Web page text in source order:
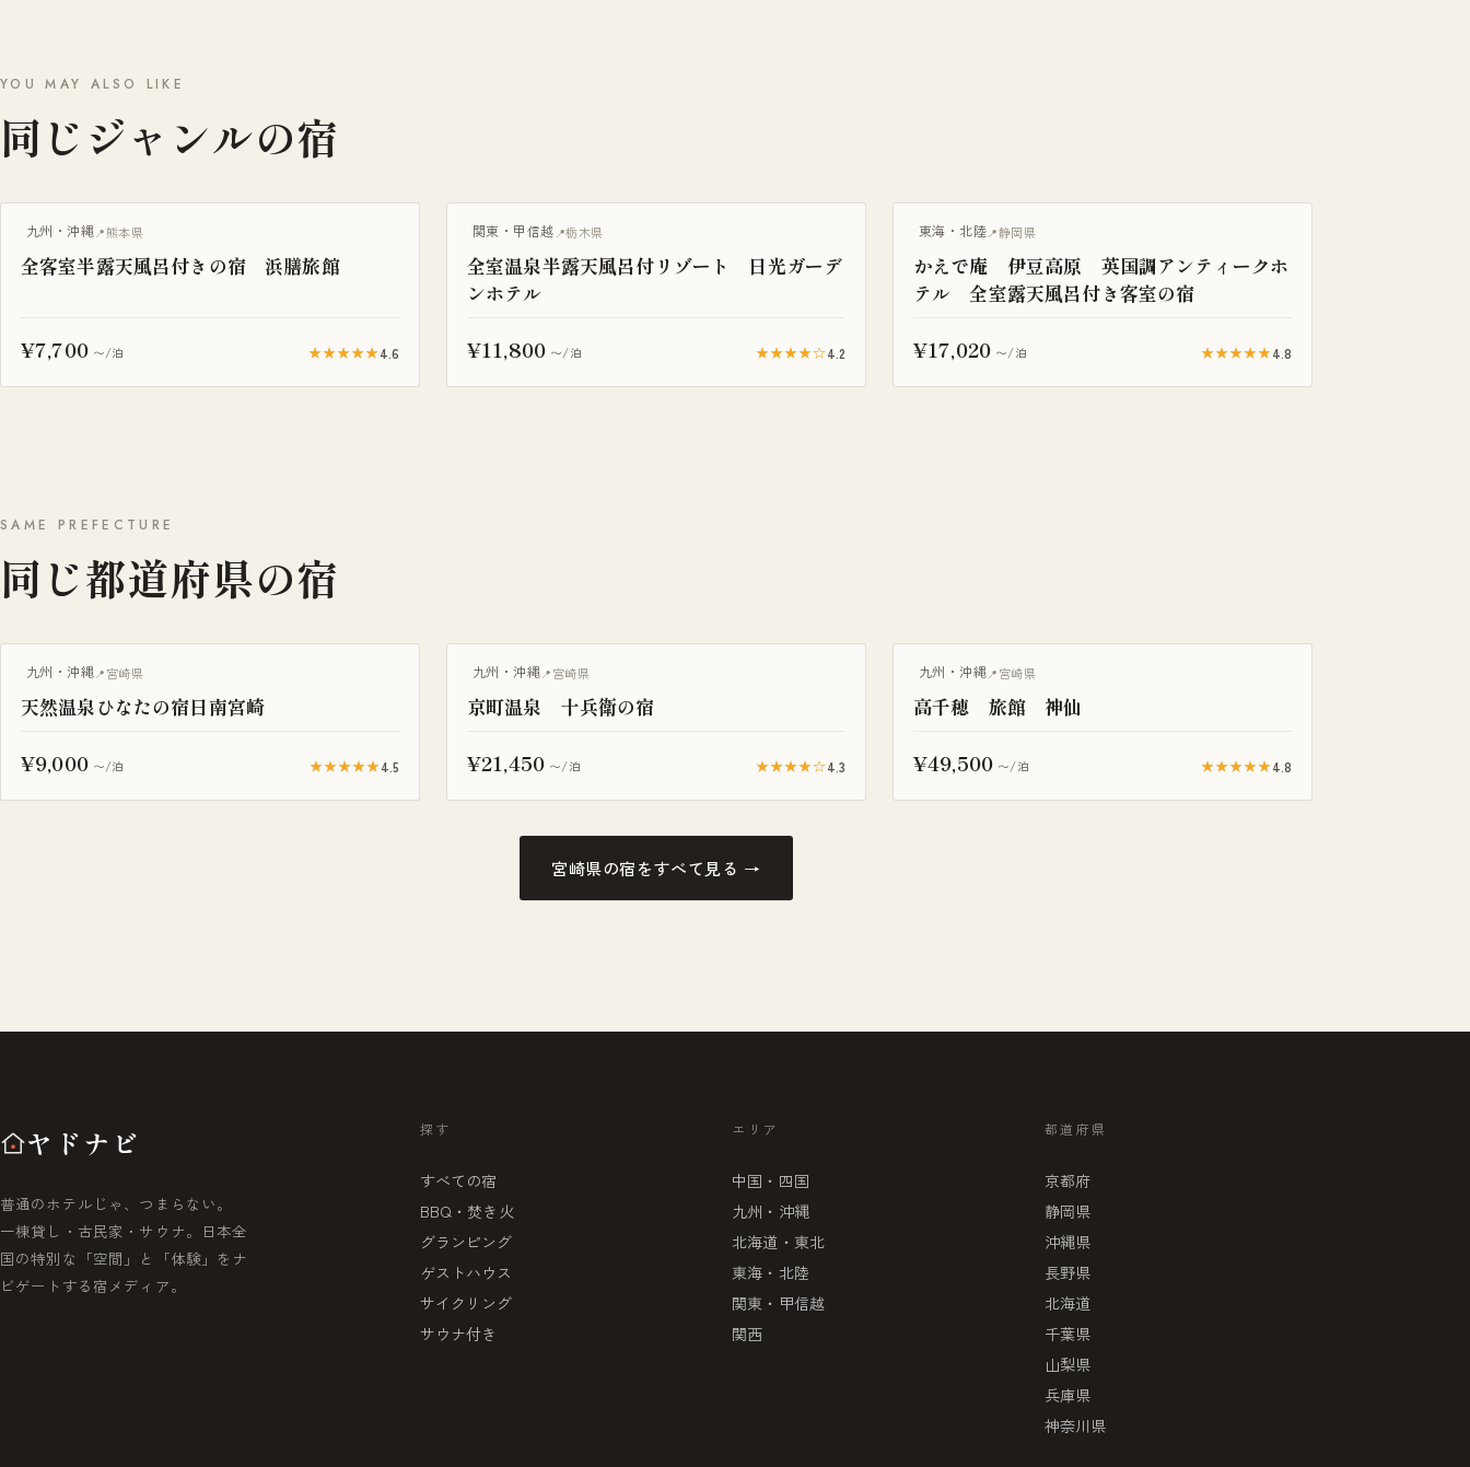
YOU MAY ALSO LIKE
同じジャンルの宿
温泉旅館
九州・沖縄 熊本県
全客室半露天風呂付きの宿 浜膳旅館
¥7,700 〜/泊 ★★★★★4.6
露天風呂付き客室
関東・甲信越 栃木県
全室温泉半露天風呂付リゾート 日光ガーデ
ンホテル
¥11,800 〜/泊 ★★★★☆4.2
露天風呂付き客室
東海・北陸 静岡県
かえで庵 伊豆高原 英国調アンティークホ
テル 全室露天風呂付き客室の宿
¥17,020 〜/泊 ★★★★★4.8
SAME PREFECTURE
同じ都道府県の宿
九州・沖縄 宮崎県
天然温泉ひなたの宿日南宮崎
¥9,000 〜/泊 ★★★★★4.5
九州・沖縄 宮崎県
京町温泉 十兵衛の宿
¥21,450 〜/泊 ★★★★☆4.3
温泉旅館
九州・沖縄 宮崎県
高千穂 旅館 神仙
¥49,500 〜/泊 ★★★★★4.8
宮崎県の宿をすべて見る →
ヤドナビ
普通のホテルじゃ、つまらない。
一棟貸し・古民家・サウナ。日本全
国の特別な「空間」と「体験」をナ
ビゲートする宿メディア。
探す
すべての宿
BBQ・焚き火
グランピング
ゲストハウス
サイクリング
サウナ付き
エリア
中国・四国
九州・沖縄
北海道・東北
東海・北陸
関東・甲信越
関西
都道府県
京都府
静岡県
沖縄県
長野県
北海道
千葉県
山梨県
兵庫県
神奈川県